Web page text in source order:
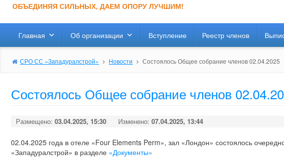
ОБЪЕДИНЯЯ СИЛЬНЫХ, ДАЕМ ОПОРУ ЛУЧШИМ!
Главная Об организации Вступление Реестр членов
СРО СС «Западуралстрой» Новости Состоялось Общее собрание членов 02.04.2025
Состоялось Общее собрание членов
Размещено: 03.04.2025, 15:30 Изменено: 07.04.2025, 13:44
02.04.2025 года в отеле «Four Elements Perm», зал «Лондон» состоялось
«Западуралстрой» в разделе «Документы»